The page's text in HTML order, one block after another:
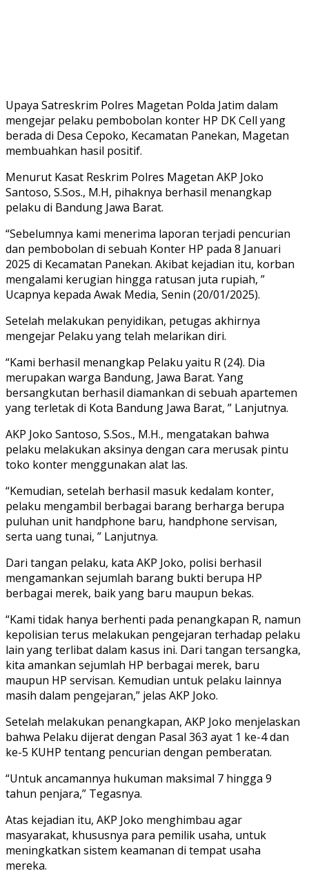
Upaya Satreskrim Polres Magetan Polda Jatim dalam
mengejar pelaku pembobolan konter HP DK Cell yang
berada di Desa Cepoko, Kecamatan Panekan, Magetan
membuahkan hasil positif.
Menurut Kasat Reskrim Polres Magetan AKP Joko
Santoso, S.Sos., M.H, pihaknya berhasil menangkap
pelaku di Bandung Jawa Barat.
“Sebelumnya kami menerima laporan terjadi pencurian
dan pembobolan di sebuah Konter HP pada 8 Januari
2025 di Kecamatan Panekan. Akibat kejadian itu, korban
mengalami kerugian hingga ratusan juta rupiah, ”
Ucapnya kepada Awak Media, Senin (20/01/2025).
Setelah melakukan penyidikan, petugas akhirnya
mengejar Pelaku yang telah melarikan diri.
“Kami berhasil menangkap Pelaku yaitu R (24). Dia
merupakan warga Bandung, Jawa Barat. Yang
bersangkutan berhasil diamankan di sebuah apartemen
yang terletak di Kota Bandung Jawa Barat, ” Lanjutnya.
AKP Joko Santoso, S.Sos., M.H., mengatakan bahwa
pelaku melakukan aksinya dengan cara merusak pintu
toko konter menggunakan alat las.
“Kemudian, setelah berhasil masuk kedalam konter,
pelaku mengambil berbagai barang berharga berupa
puluhan unit handphone baru, handphone servisan,
serta uang tunai, ” Lanjutnya.
Dari tangan pelaku, kata AKP Joko, polisi berhasil
mengamankan sejumlah barang bukti berupa HP
berbagai merek, baik yang baru maupun bekas.
“Kami tidak hanya berhenti pada penangkapan R, namun
kepolisian terus melakukan pengejaran terhadap pelaku
lain yang terlibat dalam kasus ini. Dari tangan tersangka,
kita amankan sejumlah HP berbagai merek, baru
maupun HP servisan. Kemudian untuk pelaku lainnya
masih dalam pengejaran,” jelas AKP Joko.
Setelah melakukan penangkapan, AKP Joko menjelaskan
bahwa Pelaku dijerat dengan Pasal 363 ayat 1 ke-4 dan
ke-5 KUHP tentang pencurian dengan pemberatan.
“Untuk ancamannya hukuman maksimal 7 hingga 9
tahun penjara,” Tegasnya.
Atas kejadian itu, AKP Joko menghimbau agar
masyarakat, khususnya para pemilik usaha, untuk
meningkatkan sistem keamanan di tempat usaha
mereka.